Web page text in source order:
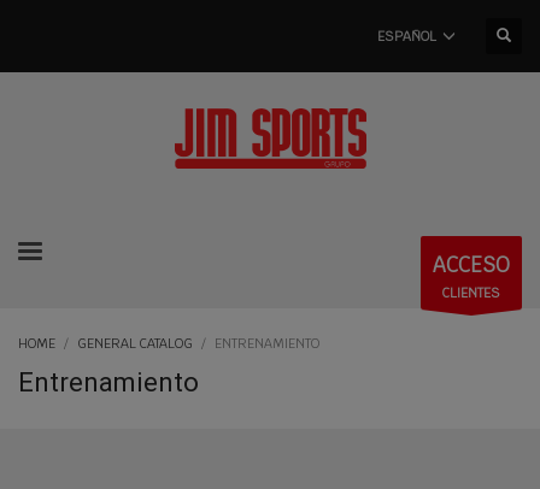
ESPAÑOL
ACCESO
CLIENTES
HOME GENERAL CATALOG ENTRENAMIENTO
Entrenamiento